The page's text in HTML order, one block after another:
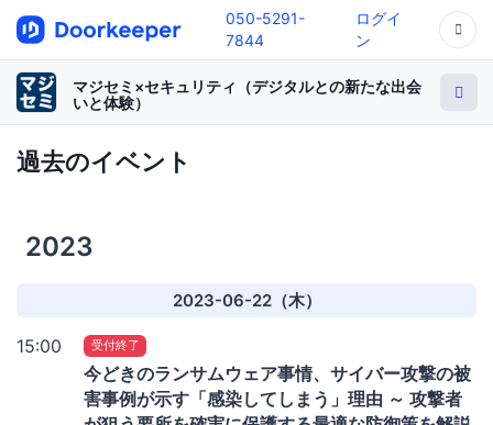
050-5291-
7844
ログイ
ン
マジセミ×セキュリティ（デジタルとの新たな出会
いと体験）
過去のイベント
2023
2023-06-22（木）
15:00 受付終了
今どきのランサムウェア事情、サイバー攻撃の被
害事例が示す「感染してしまう」理由 ～ 攻撃者